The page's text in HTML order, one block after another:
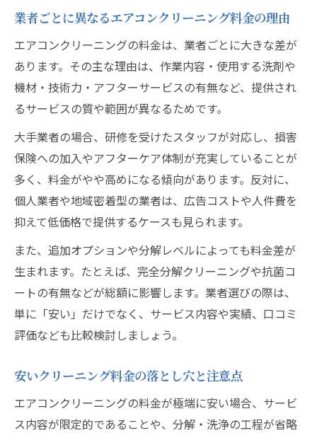
納得のエアコンクリーニングを選ぶコツ
グ選び
料金だけでなく作業範囲も比較するポイン
度
失敗しないための見積もりと相場チェック
追加料金なしで納得できる業者とは何か
業者ごとに異なるエアコンクリーニング料金の理由
エアコンクリーニングの料金は、業者ごとに大きな差が
あります。その主な理由は、作業内容・使用する洗剤や
機材・技術力・アフターサービスの有無など、提供され
るサービスの質や範囲が異なるためです。
大手業者の場合、研修を受けたスタッフが対応し、損害
保険への加入やアフターケア体制が充実していることが
多く、料金がやや高めになる傾向があります。反対に、
個人業者や地域密着型の業者は、広告コストや人件費を
抑えて低価格で提供するケースも見られます。
また、追加オプションや分解レベルによっても料金差が
生まれます。たとえば、完全分解クリーニングや抗菌コ
ートの有無などが総額に影響します。業者選びの際は、
単に「安い」だけでなく、サービス内容や実績、口コミ
評価なども比較検討しましょう。
安いクリーニング料金の落とし穴と注意点
エアコンクリーニングの料金が極端に安い場合、サービ
ス内容が限定的であることや、分解・洗浄の工程が省略